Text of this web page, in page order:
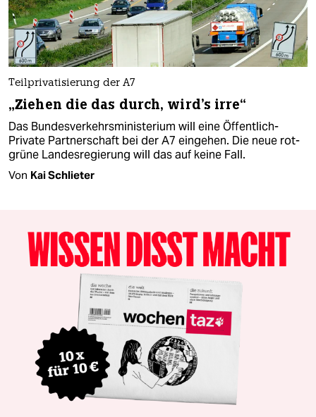
Teilprivatisierung der A7
„Ziehen die das durch, wird's irre“
Das Bundesverkehrsministerium will eine Öffentlich-
Private Partnerschaft bei der A7 eingehen. Die neue rot-
grüne Landesregierung will das auf keine Fall.
Von Kai Schlieter